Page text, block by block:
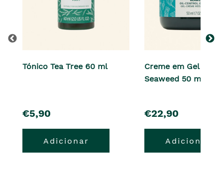
Tónico Tea Tree 60 ml
pre�o
€5,90
Adicionar
Creme em Gel
Seaweed 50 ml
pre�o
€22,90
Adicionar